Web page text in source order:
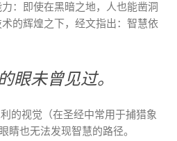
：即使在黑暗之地，人也能凿洞
的辉煌之下，经文指出：智慧依
眼未曾见过。
睛也无法发现智慧的路径。